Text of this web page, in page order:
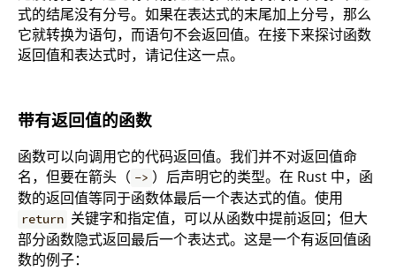
式的结尾没有分号。如果在表达式的末尾加上分号，那么
它就转换为语句，而语句不会返回值。在接下来探讨函数
返回值和表达式时，请记住这一点。
带有返回值的函数
函数可以向调用它的代码返回值。我们并不对返回值命
名，但要在箭头（ -> ）后声明它的类型。在 Rust 中，函
数的返回值等同于函数体最后一个表达式的值。使用
return 关键字和指定值，可以从函数中提前返回；但大
部分函数隐式返回最后一个表达式。这是一个有返回值函
数的例子：